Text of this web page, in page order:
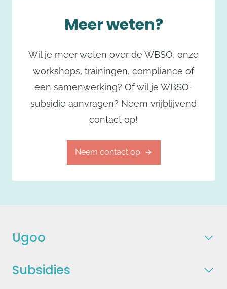
Meer over dit onderwerp
Meer weten?
Wil je meer weten over de WBSO, onze
workshops, trainingen, compliance of
een samenwerking? Of wil je WBSO-
subsidie aanvragen? Neem vrijblijvend
contact op!
Neem contact op
Ugoo
Subsidies